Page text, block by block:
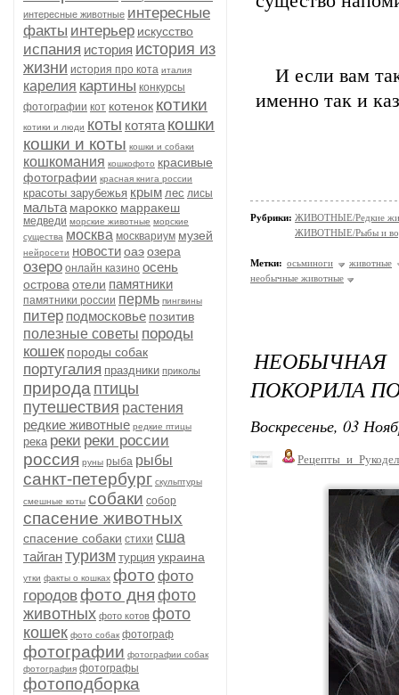
интересные животные интересные
факты интерьер искусство
испания история история из
жизни история про кота италия
карелия картины конкурсы
фотографии кот котенок котики
котики и люди коты котята кошки
кошки и коты кошки и собаки
кошкомания кошкофото красивые
фотографии красная книга россии
красоты зарубежья крым лес лисы
мальта марокко марракеш
медведи морские животные морские
существа москва москвариум музей
нейросети новостиоаэозера
озеро онлайн казино осень
острова отели памятники
памятники россии пермь пингвины
питер подмосковье позитив
полезные советы породы
кошек породы собак
португалия праздники приколы
природа птицы
путешествия растения
редкие животные редкие птицы
река реки реки россии
россия руны рыба рыбы
санкт-петербург скульптуры
смешные коты собаки собор
спасение животных
спасение собаки стихи сша
тайгантуризм турция украина
утки факты о кошках фото фото
городовфото дня фото
животных фото котов фото
кошек фото собак фотограф
фотографии фотографии собак
фотография фотографы
фотоподборка
И если вам
именно так и
Рубрики: ЖИВОТНЫЕ/Редкие
ЖИВОТНЫЕ/Рыбы и
Метки: осьминоги
животные
необычные животные
ПОКОРИЛА
Воскресенье, 03